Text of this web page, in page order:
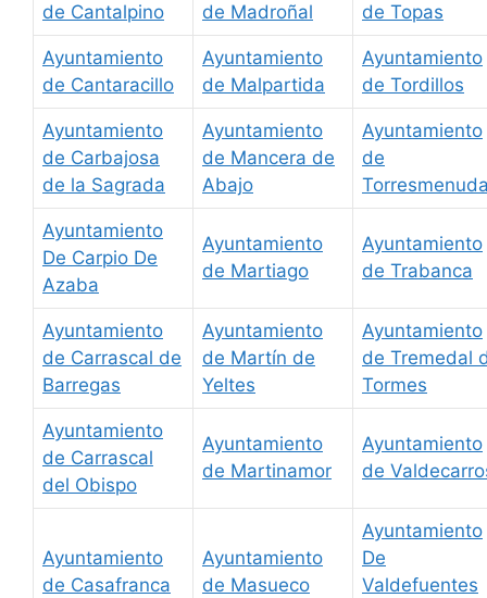
de Cantalpino
de Madroñal
de Topas
Ayuntamiento
de Cantaracillo
Ayuntamiento
de Malpartida
Ayuntamiento
de Tordillos
Ayuntamiento
de Carbajosa
de la Sagrada
Ayuntamiento
de Mancera de
Abajo
Ayuntamiento
de
Ayuntamiento
De Carpio De
Azaba
Ayuntamiento
de Martiago
Ayuntamiento
de Trabanca
Ayuntamiento
de Carrascal de
Barregas
Ayuntamiento
de Martín de
Yeltes
Ayuntamiento
de Tremedal
Tormes
Ayuntamiento
de Carrascal
del Obispo
Ayuntamiento
de Martinamor
Ayuntamiento
de
Ayuntamiento
de Casafranca
Ayuntamiento
de Masueco
Ayuntamiento
De
Valdefuentes